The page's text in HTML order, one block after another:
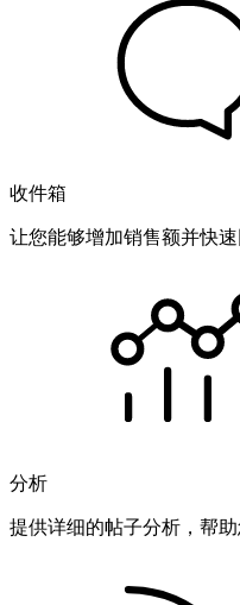
收件箱
让您能够增加销售额并快
分析
提供详细的帖子分析，帮